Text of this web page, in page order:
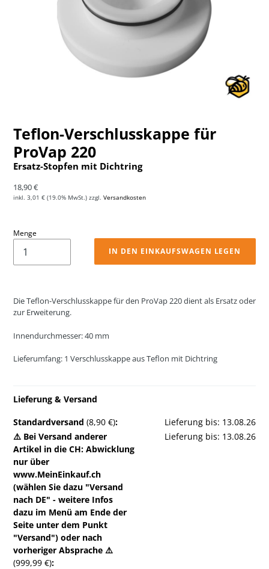
Teflon-Verschlusskappe für
ProVap 220
Ersatz-Stopfen mit Dichtring
Normaler Preis
18,90 €
inkl. 3,01 € (19.0% MwSt.) zzgl. Versandkosten
Menge
IN DEN EINKAUFSWAGEN LEGEN
Die Teflon-Verschlusskappe für den ProVap 220 dient als Ersatz oder
zur Erweiterung.
Innendurchmesser: 40 mm
Lieferumfang: 1 Verschlusskappe aus Teflon mit Dichtring
Lieferung & Versand
Standardversand (8,90 €):
Lieferung bis: 13.08.26
⚠️ Bei Versand anderer
Artikel in die CH: Abwicklung
nur über
www.MeinEinkauf.ch
(wählen Sie dazu "Versand
nach DE" - weitere Infos
dazu im Menü am Ende der
Seite unter dem Punkt
"Versand") oder nach
vorheriger Absprache ⚠️
(999,99 €):
Lieferung bis: 13.08.26